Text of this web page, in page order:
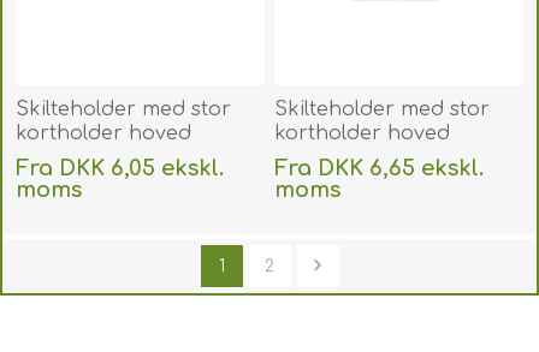
Skilteholder med stor
kortholder hoved
transparent /
Prisskilteholder
Fra DKK 6,05 ekskl.
moms
Skilteholder med stor
kortholder hoved
transparent /
Prisskilteholder
Fra DKK 6,65 ekskl.
moms
1 2